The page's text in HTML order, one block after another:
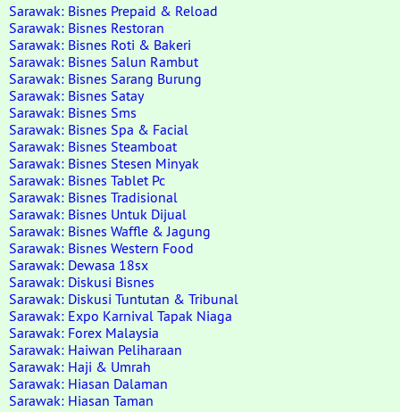
Sarawak: Bisnes Prepaid & Reload
Sarawak: Bisnes Restoran
Sarawak: Bisnes Roti & Bakeri
Sarawak: Bisnes Salun Rambut
Sarawak: Bisnes Sarang Burung
Sarawak: Bisnes Satay
Sarawak: Bisnes Sms
Sarawak: Bisnes Spa & Facial
Sarawak: Bisnes Steamboat
Sarawak: Bisnes Stesen Minyak
Sarawak: Bisnes Tablet Pc
Sarawak: Bisnes Tradisional
Sarawak: Bisnes Untuk Dijual
Sarawak: Bisnes Waffle & Jagung
Sarawak: Bisnes Western Food
Sarawak: Dewasa 18sx
Sarawak: Diskusi Bisnes
Sarawak: Diskusi Tuntutan & Tribunal
Sarawak: Expo Karnival Tapak Niaga
Sarawak: Forex Malaysia
Sarawak: Haiwan Peliharaan
Sarawak: Haji & Umrah
Sarawak: Hiasan Dalaman
Sarawak: Hiasan Taman